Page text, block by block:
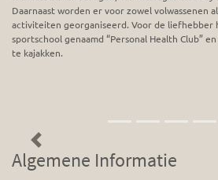
Daarnaast worden er voor zowel volwassenen
activiteiten georganiseerd. Voor de
sportschool genaamd “Personal Health Club”
te kajakken.
Previous
Algemene Informatie